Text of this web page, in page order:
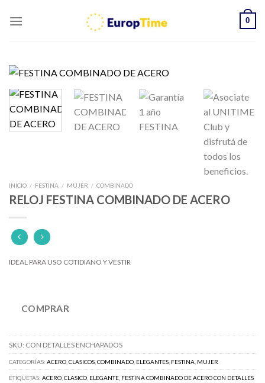
0
INICIO / FESTINA / MUJER / COMBINADO
RELOJ FESTINA COMBINADO DE ACERO
IDEAL PARA USO COTIDIANO Y VESTIR
COMPRAR
SKU: CON DETALLES ENCHAPADOS
CATEGORÍAS: ACERO CLASICOS COMBINADO ELEGANTES FESTINA MUJER
ETIQUETAS: ACERO CLASICO ELEGANTE FESTINA COMBINADO DE ACERO CON DETALLES